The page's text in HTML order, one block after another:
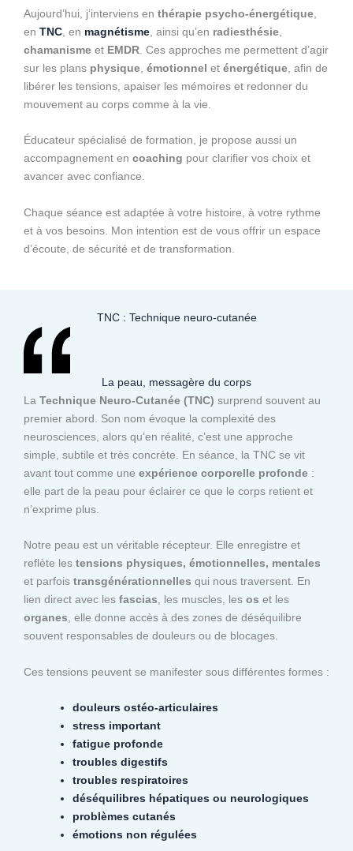
Aujourd’hui, j’interviens en thérapie psycho-énergétique
en TNC , en magnétisme , ainsi qu’en radiesthésie
chamanisme et EMDR . Ces approches me permettent d’agir
sur les plans physique émotionnel et énergétique , afin de
libérer les tensions, apaiser les mémoires et redonner du
mouvement au corps comme à la vie.
Éducateur spécialisé de formation, je propose aussi un
accompagnement en coaching pour clarifier vos choix et
avancer avec confiance.
Chaque séance est adaptée à votre histoire, à votre rythme
et à vos besoins. Mon intention est de vous offrir un espace
d’écoute, de sécurité et de transformation.
TNC : Technique neuro-cutanée
La peau, messagère du corps
La Technique Neuro-Cutanée (TNC) surprend souvent au
premier abord. Son nom évoque la complexité des
neurosciences, alors qu’en réalité, c’est une approche
simple, subtile et très concrète. En séance, la TNC se vit
avant tout comme une expérience corporelle profonde :
elle part de la peau pour éclairer ce que le corps retient et
n’exprime plus.
Notre peau est un véritable récepteur. Elle enregistre et
reflète les tensions physiques, émotionnelles, mentales
et parfois transgénérationnelles qui nous traversent. En
lien direct avec les fascias, les muscles, les os et les
organes, elle donne accès à des zones de déséquilibre
souvent responsables de douleurs ou de blocages.
Ces tensions peuvent se manifester sous différentes formes :
douleurs ostéo-articulaires
stress important
fatigue profonde
troubles digestifs
troubles respiratoires
déséquilibres hépatiques ou neurologiques
problèmes cutanés
émotions non régulées